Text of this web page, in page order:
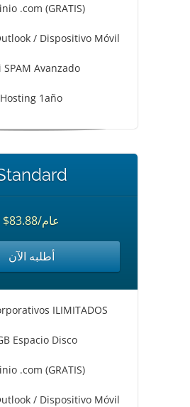
.com (GRATIS)
/ Dispositivo Móvil
SPAM Avanzado
Hosting 1año
$83.88/عام
أطلبه الآن
ILIMITADOS
Espacio Disco
.com (GRATIS)
/ Dispositivo Móvil